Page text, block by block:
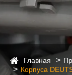
Главная
Корпуса